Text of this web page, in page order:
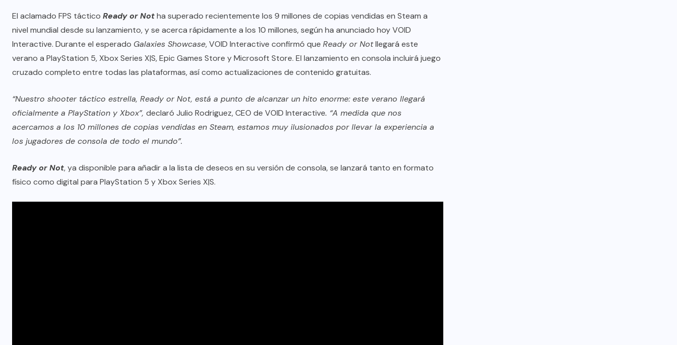
El aclamado FPS táctico Ready or Notha superado recientemente los 9 millones de copias vendidas en Steam a
nivel mundial desde su lanzamiento, y se acerca rápidamente a los 10 millones, según ha anunciado hoy VOID
Interactive. Durante el esperado Galaxies Showcase, VOID Interactive confirmó que Ready or Notllegará este
verano a PlayStation 5, Xbox Series X|S, Epic Games Store y Microsoft Store. El lanzamiento en consola incluirá juego
cruzado completo entre todas las plataformas, así como actualizaciones de contenido gratuitas.
“Nuestro shooter táctico estrella, Ready or Not, está a punto de alcanzar un hito enorme: este verano llegará
oficialmente a PlayStation y Xbox”, declaró Julio Rodriguez, CEO de VOID Interactive. “A medida que nos
acercamos a los 10 millones de copias vendidas en Steam, estamos muy ilusionados por llevar la experiencia a
los jugadores de consola de todo el mundo”.
Ready or Not, ya disponible para añadir a la lista de deseos en su versión de consola, se lanzará tanto en formato
físico como digital para PlayStation 5 y Xbox Series X|S.